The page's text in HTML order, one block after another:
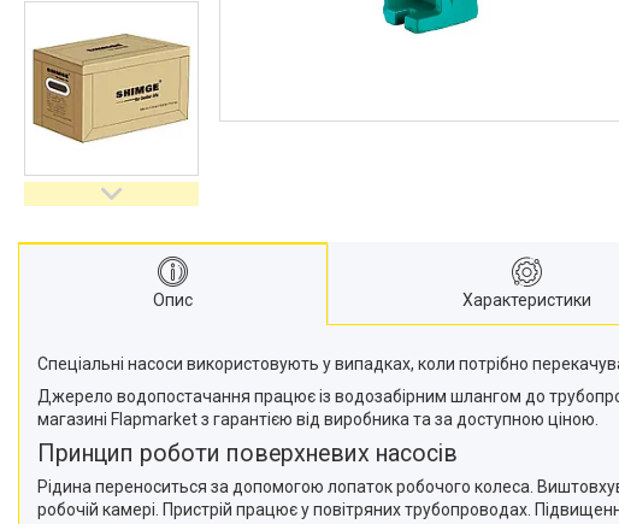
Фільтри для води
Насосне обладнання
Інструмент
Пакувальні сантехнічні
Опис Характеристики
Спеціальні насоси використовують у випадках, коли потрібно
Джерело водопостачання працює із водозабірним шлангом до
магазині Flapmarket з гарантією від виробника та за доступною ціною.
Принцип роботи поверхневих насосів
Рідина переноситься за допомогою лопаток робочого колеса.
робочій камері. Пристрій працює у повітряних трубопроводах.